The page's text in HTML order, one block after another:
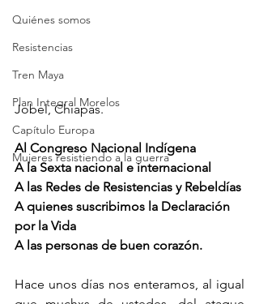
Quiénes somos
Resistencias
Tren Maya
Plan Integral Morelos
Capítulo Europa
Mujeres resistiendo a la guerra
Jobel, Chiapas.
Al Congreso Nacional Indígena
A la Sexta nacional e internacional
A las Redes de Resistencias y Rebeldías
A quienes suscribimos la Declaración
por la Vida
A las personas de buen corazón.
Hace unos días nos enteramos, al igual